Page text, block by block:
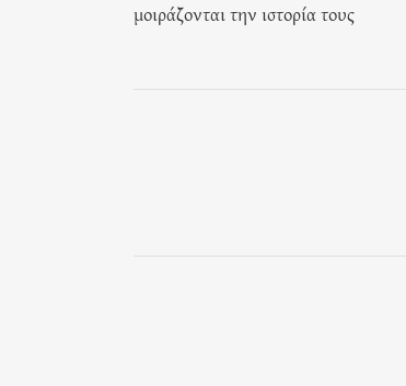
μοιράζονται την ιστορία τους